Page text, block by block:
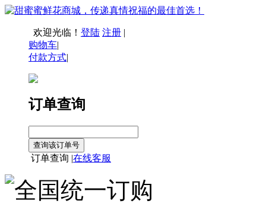
欢迎光临！ 登陆 注册 |
购物车|
付款方式|
订单查询
订单查询 |在线客服